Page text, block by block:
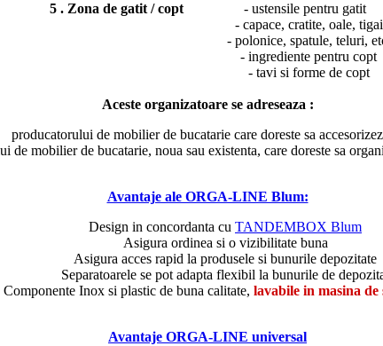
5 . Zona de gatit / copt- ustensile pentru gatit
- capace, cratite, oale, tigai
- polonice, spatule, teluri,
- ingrediente pentru copt
- tavi si forme de copt
Aceste organizatoare se adreseaza :
producatorului de mobilier de bucatarie care doreste sa
de mobilier de bucatarie, noua sau existenta, care doreste sa
Avantaje ale ORGA-LINE Blum:
Design in concordanta cu TANDEMBOX Blum
Asigura ordinea si o vizibilitate buna
Asigura acces rapid la produsele si bunurile depozitate
Separatoarele se pot adapta flexibil la bunurile de
Componente Inox si plastic de buna calitate, lavabile in masina de
Avantaje ORGA-LINE universal